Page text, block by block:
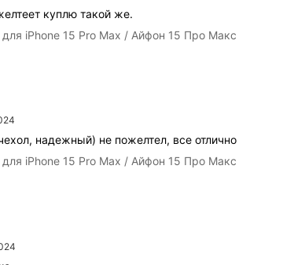
куплю такой же.
iPhone 15 Pro Max / Айфон 15 Про Макс
надежный) не пожелтел, все отлично
iPhone 15 Pro Max / Айфон 15 Про Макс